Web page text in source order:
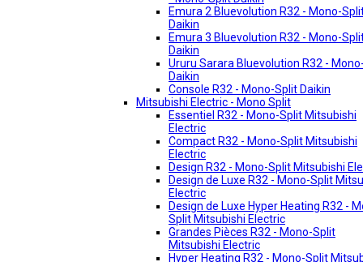
Emura 2 Bluevolution R32 - Mono-
Daikin
Emura 3 Bluevolution R32 - Mono-
Daikin
Ururu Sarara Bluevolution R32 -
Daikin
Console R32 - Mono-Split Daikin
Mitsubishi Electric - Mono Split
Essentiel R32 - Mono-Split Mitsubishi
Electric
Compact R32 - Mono-Split Mitsubishi
Electric
Design R32 - Mono-Split Mitsubishi
Design de Luxe R32 - Mono-Split
Electric
Design de Luxe Hyper Heating R32 -
Split Mitsubishi Electric
Grandes Pièces R32 - Mono-Split
Mitsubishi Electric
Hyper Heating R32 - Mono-Split